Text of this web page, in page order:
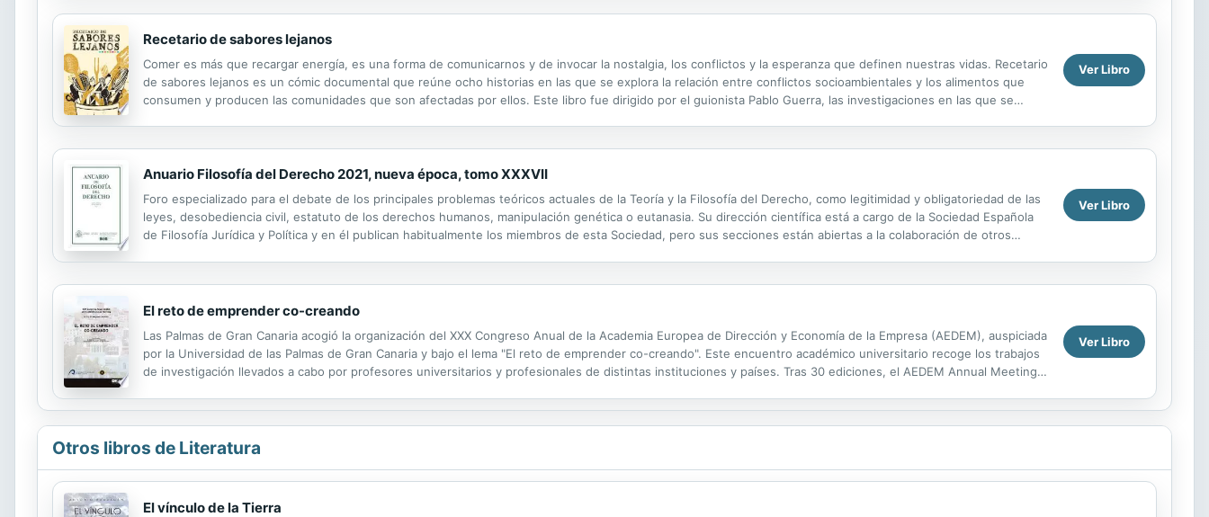
Recetario de sabores lejanos
Comer es más que recargar energía, es una forma de comunicarnos y de invocar la nostalgia, los conflictos y la esperanza que definen nuestras vidas. Recetario
de sabores lejanos es un cómic documental que reúne ocho historias en las que se explora la relación entre conflictos socioambientales y los alimentos que
consumen y producen las comunidades que son afectadas por ellos. Este libro fue dirigido por el guionista Pablo Guerra, las investigaciones en las que se
Ver Libro
Anuario Filosofía del Derecho 2021, nueva época, tomo XXXVII
Foro especializado para el debate de los principales problemas teóricos actuales de la Teoría y la Filosofía del Derecho, como legitimidad y obligatoriedad de las
leyes, desobediencia civil, estatuto de los derechos humanos, manipulación genética o eutanasia. Su dirección científica está a cargo de la Sociedad Española
de Filosofía Jurídica y Política y en él publican habitualmente los miembros de esta Sociedad, pero sus secciones están abiertas a la colaboración de otros
Ver Libro
El reto de emprender co-creando
Las Palmas de Gran Canaria acogió la organización del XXX Congreso Anual de la Academia Europea de Dirección y Economía de la Empresa (AEDEM), auspiciada
por la Universidad de las Palmas de Gran Canaria y bajo el lema "El reto de emprender co-creando". Este encuentro académico universitario recoge los trabajos
de investigación llevados a cabo por profesores universitarios y profesionales de distintas instituciones y países. Tras 30 ediciones, el AEDEM Annual Meeting
Ver Libro
Otros libros de Literatura
El vínculo de la Tierra